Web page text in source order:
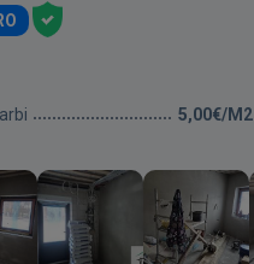
5,00€/M2